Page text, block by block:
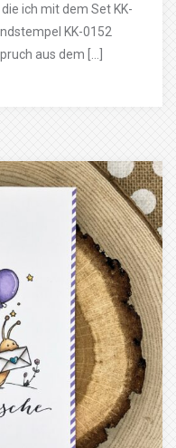
ich mit dem Set KK-
KK-0152
aus dem […]